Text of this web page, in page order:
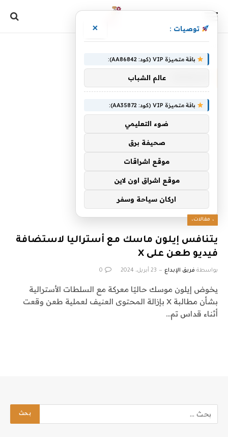
، مقالات،
يتنافس إيلون ماسك مع أستراليا لاستضافة
فيديو طعن على X
بواسطة فريق الإبداع 23 أبريل، 2024 0
يخوض إيلون موسك حاليًا معركة مع السلطات الأسترالية
بشأن مطالبة X بإزالة المحتوى العنيف لعملية طعن وقعت
أثناء قداس تم…
توصيات : ×
باقة متميزة VIP (كود: AA86842):
عالم الشباب
باقة متميزة VIP (كود: AA35872):
ضوء التعليمي
صحيفة برق
موقع اشراقات
موقع اشراق اون لاين
اركان سياحة وسفر